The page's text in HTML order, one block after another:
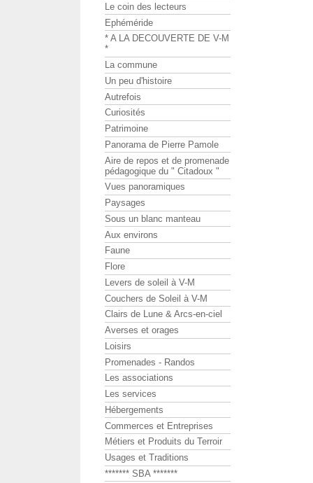
Le coin des lecteurs
Ephéméride
* A LA DECOUVERTE DE V-M
*
La commune
Un peu d'histoire
Autrefois
Curiosités
Patrimoine
Panorama de Pierre Pamole
Aire de repos et de promenade
pédagogique du " Citadoux "
Vues panoramiques
Paysages
Sous un blanc manteau
Aux environs
Faune
Flore
Levers de soleil à V-M
Couchers de Soleil à V-M
Clairs de Lune & Arcs-en-ciel
Averses et orages
Loisirs
Promenades - Randos
Les associations
Les services
Hébergements
Commerces et Entreprises
Métiers et Produits du Terroir
Usages et Traditions
******* SBA *******